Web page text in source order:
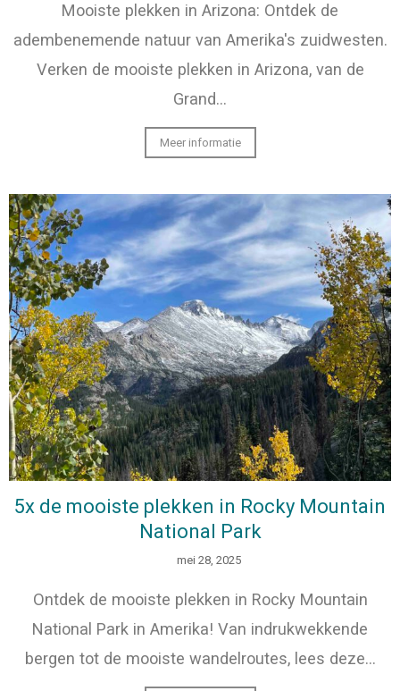
Mooiste plekken in Arizona: Ontdek de
adembenemende natuur van Amerika's zuidwesten.
Verken de mooiste plekken in Arizona, van de
Grand…
Meer informatie
5x de mooiste plekken in Rocky Mountain
National Park
mei 28, 2025
Ontdek de mooiste plekken in Rocky Mountain
National Park in Amerika! Van indrukwekkende
bergen tot de mooiste wandelroutes, lees deze…